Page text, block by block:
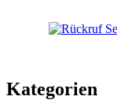
Kategorien